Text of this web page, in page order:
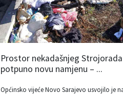
Prostor nekadašnjeg
potpuno novu namjenu – ...
Općinsko vijeće Novo Sarajevo usvojilo je